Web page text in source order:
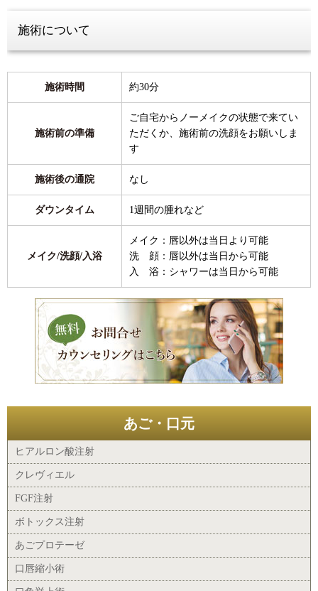
施術について
施術時間 約30分
施術前の準備
ご自宅からノーメイクの状態で来てい
ただくか、施術前の洗顔をお願いしま
す
施術後の通院 なし
ダウンタイム 1週間の腫れなど
メイク/洗顔/入浴
メイク：唇以外は当日より可能
洗 顔：唇以外は当日から可能
入 浴：シャワーは当日から可能
あご・口元
ヒアルロン酸注射
クレヴィエル
FGF注射
ボトックス注射
あごプロテーゼ
口唇縮小術